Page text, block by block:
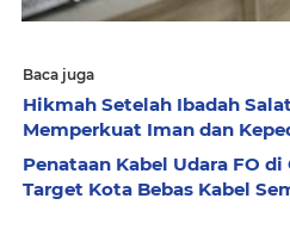
Baca juga
Hikmah Setelah Ibadah
Memperkuat Iman dan
Penataan Kabel Udara FO di
Target Kota Bebas Kabel